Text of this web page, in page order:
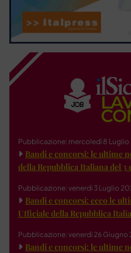
Pubblicazione: mercoledì 8
Bandi e concorsi: le ultime
della Repubblica Italiana del 3
Pubblicazione: venerdì 3 Luglio
Bandi e concorsi: ecco le
Ufficiale della Repubblica
Pubblicazione: venerdì 26 Giugno
Bandi e concorsi: le ultime